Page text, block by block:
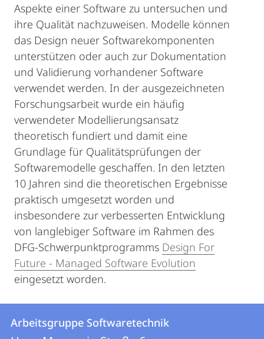
Aspekte einer Software zu untersuchen und
ihre Qualität nachzuweisen. Modelle können
das Design neuer Softwarekomponenten
unterstützen oder auch zur Dokumentation
und Validierung vorhandener Software
verwendet werden. In der ausgezeichneten
Forschungsarbeit wurde ein häufig
verwendeter Modellierungsansatz
theoretisch fundiert und damit eine
Grundlage für Qualitätsprüfungen der
Softwaremodelle geschaffen. In den letzten
10 Jahren sind die theoretischen Ergebnisse
praktisch umgesetzt worden und
insbesondere zur verbesserten Entwicklung
von langlebiger Software im Rahmen des
DFG-Schwerpunktprogramms Design For
Future - Managed Software Evolution
eingesetzt worden.
Kontakt
Kontaktinformationen
Arbeitsgruppe
Arbeitsgruppe Softwaretechnik